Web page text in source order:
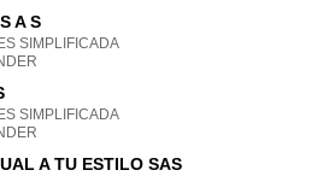
A S
SIMPLIFICADA
SIMPLIFICADA
A TU ESTILO SAS